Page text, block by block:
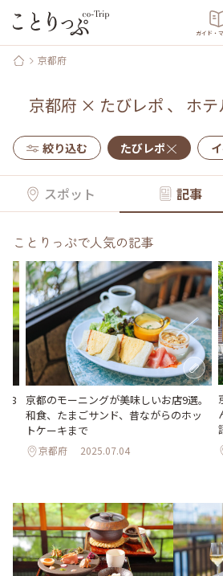
ガイド・
京都府
京都府 × たびレポ 、 ホテ
絞り込む たびレポ
スポット 記事
ことりっぷで人気の記事
8
京都のモーニングが美味しいお店9選。
和食、たまごサンド、昔ながらのホッ
トケーキまで
京都府 2025.07.04